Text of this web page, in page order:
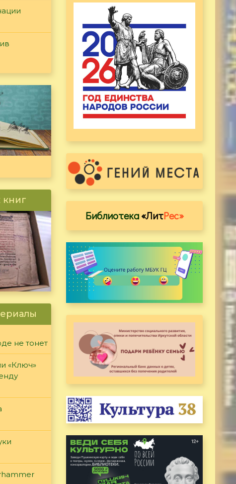
не тонет
«Ключ»
Библиотека«ЛитРес»